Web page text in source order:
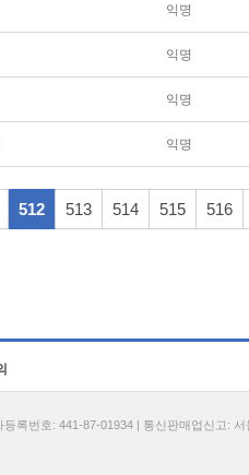
익명
익명
익명
익명
512 513 514 515 516
록번호: 441-87-01934 | 통신판매업신고: 서